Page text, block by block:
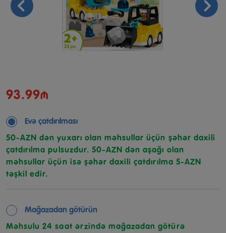
93.99₼
Evə çatdırılması
50-AZN dən yuxarı olan məhsullar üçün şəhər daxili
çatdırılma pulsuzdur. 50-AZN dən aşağı olan
məhsullar üçün isə şəhər daxili çatdırılma 5-AZN
təşkil edir.
Mağazadan götürün
Məhsulu 24 saat ərzində mağazadan götürə